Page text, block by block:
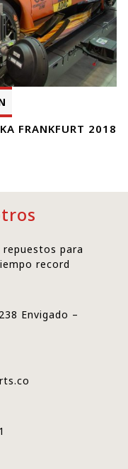
FRANKFURT 2018
para
record
Envigado –